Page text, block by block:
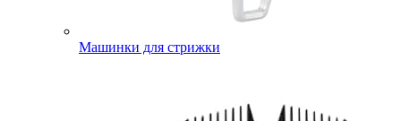
Машинки для стрижки